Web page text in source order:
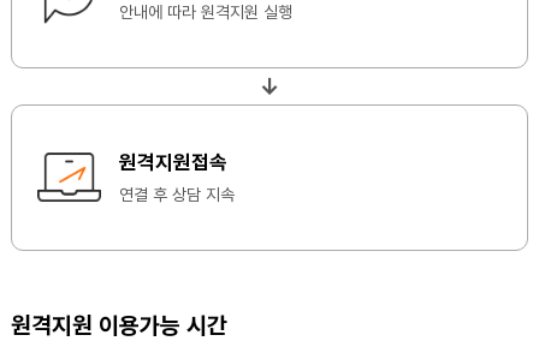
안내에 따라 원격지원 실행
↓
원격지원접속
연결 후 상담 지속
원격지원 이용가능 시간